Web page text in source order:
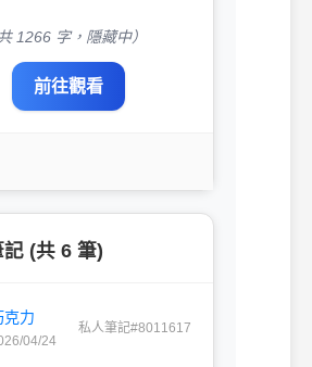
1266 字，隱藏中）
前往觀看
(共 6 筆)
克力
04/24
私人筆記#8011617